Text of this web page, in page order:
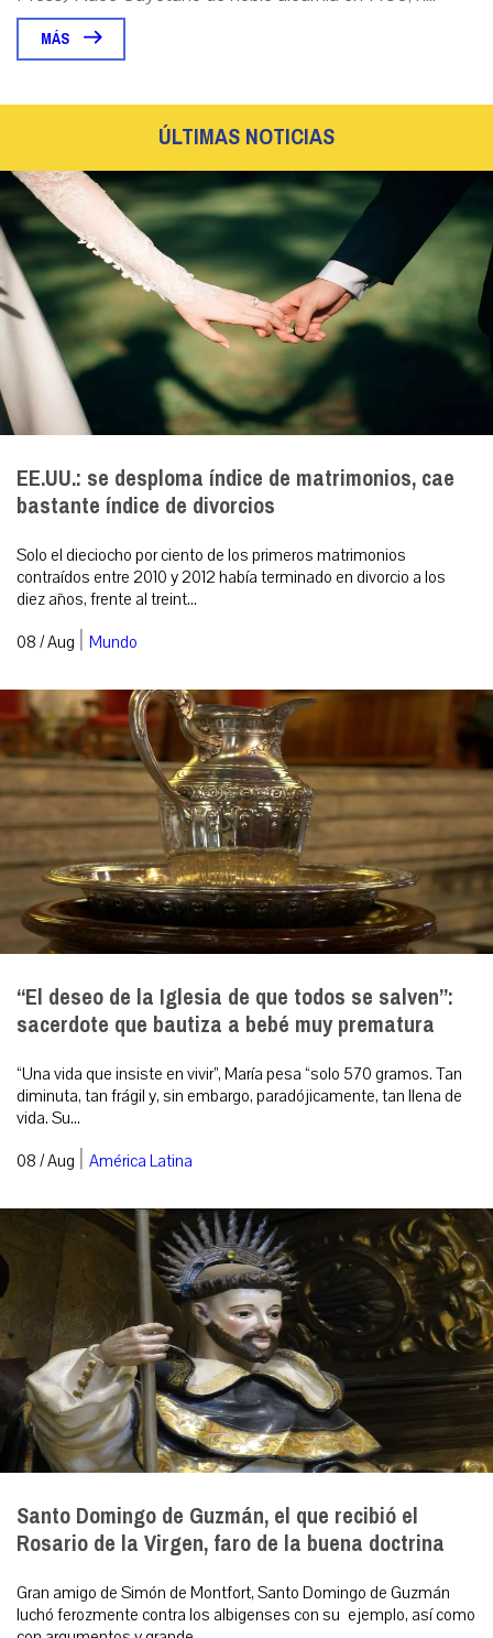
MÁS
ÚLTIMAS NOTICIAS
EE.UU.: se desploma índice de matrimonios, cae
bastante índice de divorcios
Solo el dieciocho por ciento de los primeros matrimonios
contraídos entre 2010 y 2012 había terminado en divorcio a los
diez años, frente al treint...
08 / Aug | Mundo
“El deseo de la Iglesia de que todos se salven”:
sacerdote que bautiza a bebé muy prematura
“Una vida que insiste en vivir”, María pesa “solo 570 gramos. Tan
diminuta, tan frágil y, sin embargo, paradójicamente, tan llena de
vida. Su...
08 / Aug | América Latina
Santo Domingo de Guzmán, el que recibió el
Rosario de la Virgen, faro de la buena doctrina
Gran amigo de Simón de Montfort, Santo Domingo de Guzmán
luchó ferozmente contra los albigenses con su ejemplo, así como